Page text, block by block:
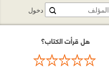
هل قرأت الكتاب؟
دخول